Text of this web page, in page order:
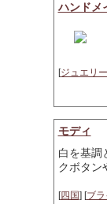
ハンドメ
[ジュエリ
モディ
白を基調
クボタン
[四国] [ブラ